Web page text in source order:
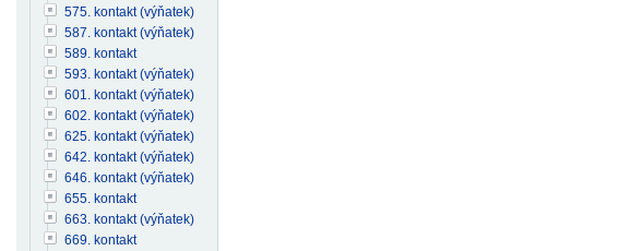
575. kontakt (výňatek)
587. kontakt (výňatek)
589. kontakt
593. kontakt (výňatek)
601. kontakt (výňatek)
602. kontakt (výňatek)
625. kontakt (výňatek)
642. kontakt (výňatek)
646. kontakt (výňatek)
655. kontakt
663. kontakt (výňatek)
669. kontakt